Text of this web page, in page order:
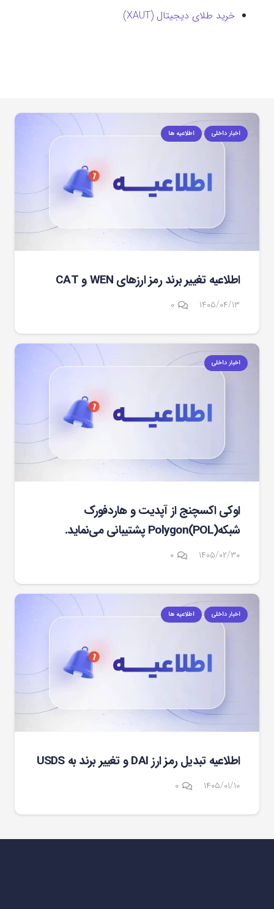
خرید طلای دیجیتال (XAUT)
اخبار داخلی اطلاعیه ها
اطلاعیه تغییر برند رمز ارزهای WEN و CAT
۱۴۰۵/۰۴/۱۳ ۰
اخبار داخلی
اوکی اکسچنج از آپدیت و هاردفورک
شبکهPolygon(POL) پشتیبانی می‌نماید.
۱۴۰۵/۰۲/۳۰ ۰
اخبار داخلی اطلاعیه ها
اطلاعیه تبدیل رمز ارز DAI و تغییر برند به USDS
۱۴۰۵/۰۱/۱۰ ۰